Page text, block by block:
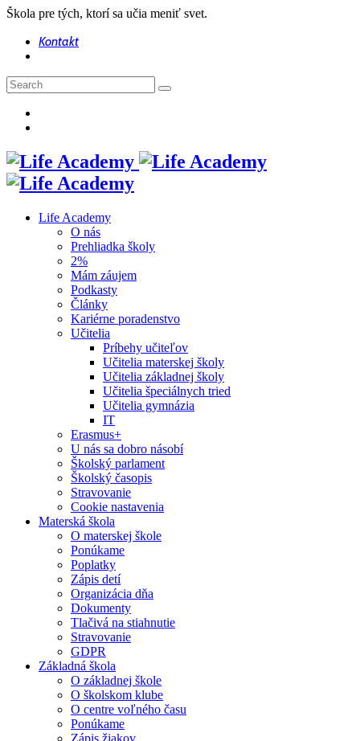
Škola pre tých, ktorí sa učia meniť svet.
Kontakt
Life Academy
O nás
Prehliadka školy
2%
Mám záujem
Podkasty
Články
Kariérne poradenstvo
Učitelia
Príbehy učiteľov
Učitelia materskej školy
Učitelia základnej školy
Učitelia špeciálnych tried
Učitelia gymnázia
IT
Erasmus+
U nás sa dobro násobí
Školský parlament
Školský časopis
Stravovanie
Cookie nastavenia
Materská škola
O materskej škole
Ponúkame
Poplatky
Zápis detí
Organizácia dňa
Dokumenty
Tlačivá na stiahnutie
Stravovanie
GDPR
Základná škola
O základnej škole
O školskom klube
O centre voľného času
Ponúkame
Zápis žiakov